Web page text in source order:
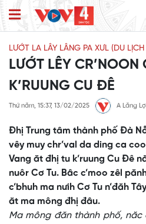
LƯỚT LA LÂY LÂNG PA XƯL (DU
LƯỚT LÊY CR’NOON
K’RUUNG CU ĐÊ
Thứ năm, 15:37, 13/02/2025 A Lăng Lợi
Đhị Trung tâm thành phố Đà
vêy muy chr’val da ding ca
Vang ăt đhị tu k’ruung Cu Đê
nuôr Cơ Tu. Bâc c’moo zêl
c’bhuh ma nưih Cơ Tu n’đăh
ăt ma mông đhị đâu.
Ma mông đăn thành phố, năc